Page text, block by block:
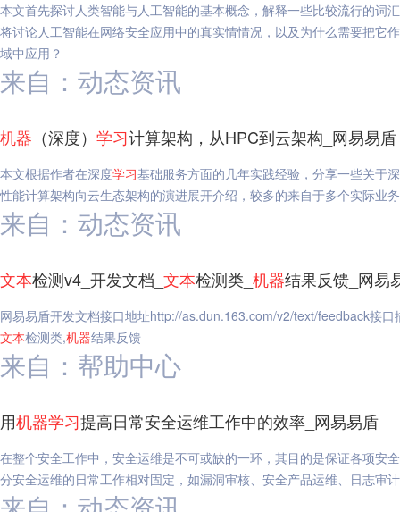
本文首先探讨人类智能与人工智能的基本概念，解释一些比较流行的词
将讨论人工智能在网络安全应用中的真实情情况，以及为什么需要把它
域中应用？
来自：动态资讯
机器 （深度） 学习计算架构，从HPC到云架构_网易易盾
本文根据作者在深度学习基础服务方面的几年实践经验，分享一些关于
性能计算架构向云生态架构的演进展开介绍，较多的来自于多个实际业
来自：动态资讯
文本检测v4_开发文档_ 文本检测类_ 机器结果反馈_网易
网易易盾开发文档接口地址http://as.dun.163.com/v2/text/feedback接
文本检测类,机器结果反馈
来自：帮助中心
用机器学习提高日常安全运维工作中的效率_网易易盾
在整个安全工作中，安全运维是不可或缺的一环，其目的是保证各项安
分安全运维的日常工作相对固定，如漏洞审核、安全产品运维、日志审